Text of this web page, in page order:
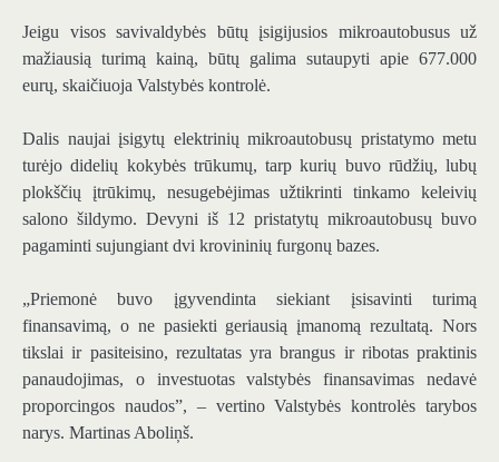
Jeigu visos savivaldybės būtų įsigijusios mikroautobusus už
mažiausią turimą kainą, būtų galima sutaupyti apie 677.000
eurų, skaičiuoja Valstybės kontrolė.
Dalis naujai įsigytų elektrinių mikroautobusų pristatymo metu
turėjo didelių kokybės trūkumų, tarp kurių buvo rūdžių, lubų
plokščių įtrūkimų, nesugebėjimas užtikrinti tinkamo keleivių
salono šildymo. Devyni iš 12 pristatytų mikroautobusų buvo
pagaminti sujungiant dvi krovininių furgonų bazes.
„Priemonė buvo įgyvendinta siekiant įsisavinti turimą
finansavimą, o ne pasiekti geriausią įmanomą rezultatą. Nors
tikslai ir pasiteisino, rezultatas yra brangus ir ribotas praktinis
panaudojimas, o investuotas valstybės finansavimas nedavė
proporcingos naudos”, – vertino Valstybės kontrolės tarybos
narys. Martinas Aboliņš.